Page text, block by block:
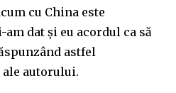
cu China este
dat și eu acordul ca să
astfel
autorului.